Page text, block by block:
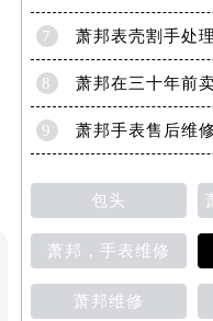
7
8
9
包头
萧邦，手表维修
萧邦维修